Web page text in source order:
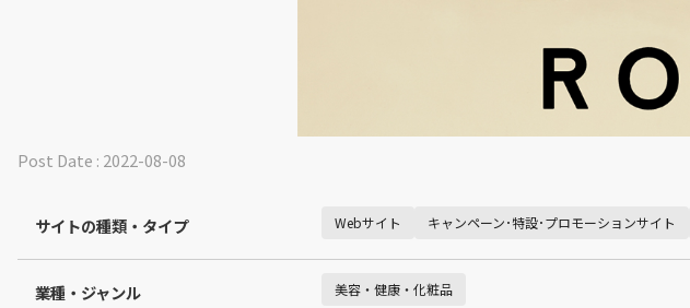
Post Date : 2022-08-08
サイトの種類・タイプ Webサイト キャンペーン･特設･プロモーションサイト
業種・ジャンル 美容・健康・化粧品